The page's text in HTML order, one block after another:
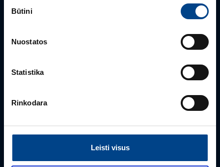
pasirinkimas
Būtini
Nuostatos
Statistika
Rinkodara
Leisti visus
PRODUKTO VADOVAS
+370 603 23732